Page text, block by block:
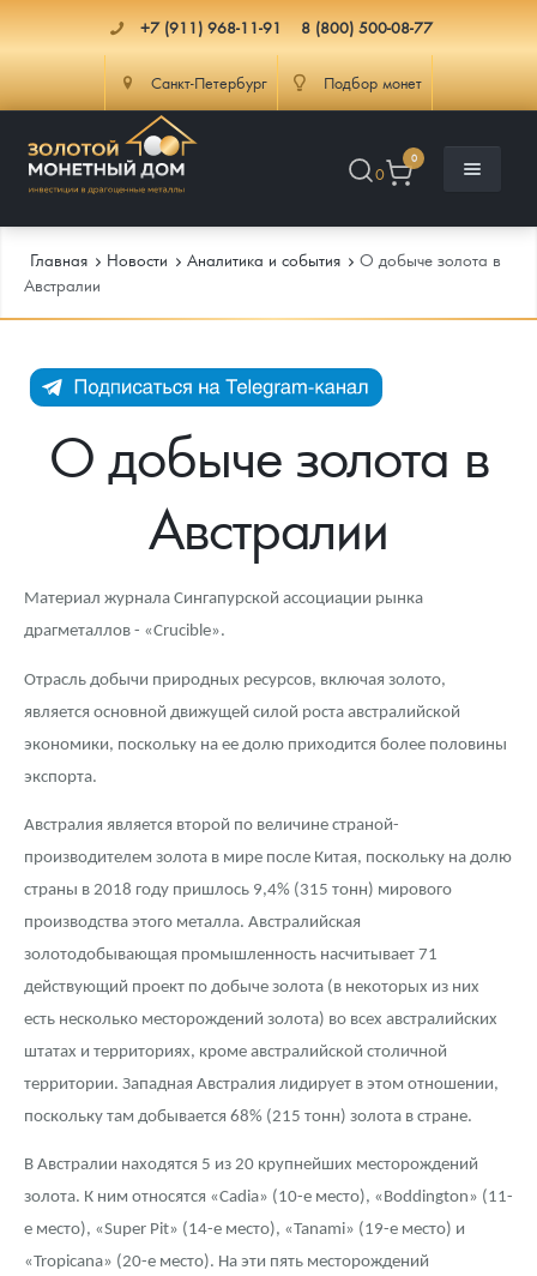
+7 (911) 968-11-91 8 (800) 500-08-77
Санкт-Петербург Подбор монет
0
0
Каталог Монет
Инвестиционные монеты
Монеты Россия и СССР
Памятные и старинные монеты
Монеты Царской России
Монеты стран мира после 1950г
Георгий Победоносец
Золотые слитки
Гарри Поттер
Флот: ледоколы и корабли
Жетоны "Необыкновенные обитатели глубин"
Русская нумизматика
Наборы подарочных и коллекционных монет
Монеты и жетоны из недрагоценных металлов
Инфо
Как сделать заказ
Гарантии
Выкуп серебряных монет
Вопрос - ответ
Условия возврата
Политика конфиденциальности
Политика использования Cookies
Положение по обработке и защите персональных данных
Доставка
Информация
Аналитика и события
2026 год
Георгий Победоносец - динамика цен
Котировки
Лом выкуп
О нас
Наши преимущества
Письмо директору
Главная Новости Аналитика и события
О добыче золота в
Австралии
О добыче золота в
Австралии
Материал журнала Сингапурской ассоциации рынка
драгметаллов - «Crucible».
Отрасль добычи природных ресурсов, включая золото,
является основной движущей силой роста австралийской
экономики, поскольку на ее долю приходится более половины
экспорта.
Австралия является второй по величине страной-
производителем золота в мире после Китая, поскольку на долю
страны в 2018 году пришлось 9,4% (315 тонн) мирового
производства этого металла. Австралийская
золотодобывающая промышленность насчитывает 71
действующий проект по добыче золота (в некоторых из них
есть несколько месторождений золота) во всех австралийских
штатах и территориях, кроме австралийской столичной
территории. Западная Австралия лидирует в этом отношении,
поскольку там добывается 68% (215 тонн) золота в стране.
В Австралии находятся 5 из 20 крупнейших месторождений
золота. К ним относятся «Cadia» (10-е место), «Boddington» (11-
е место), «Super Pit» (14-е место), «Tanami» (19-е место) и
«Tropicana» (20-е место). На эти пять месторождений